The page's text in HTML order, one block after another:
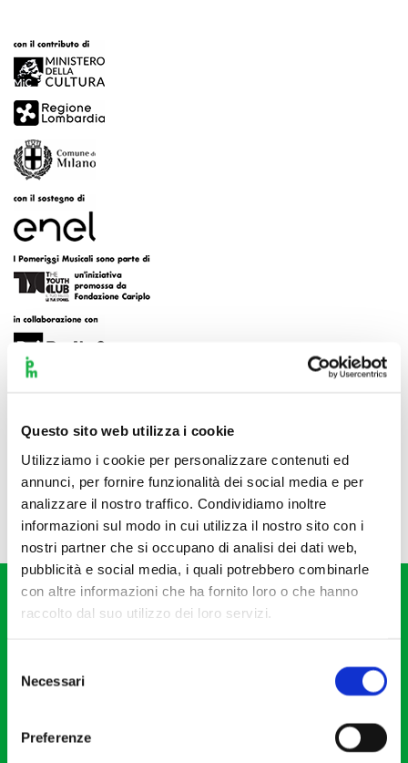
Questo sito web utilizza i cookie
Utilizziamo i cookie per personalizzare contenuti ed
annunci, per fornire funzionalità dei social media e per
analizzare il nostro traffico. Condividiamo inoltre
informazioni sul modo in cui utilizza il nostro sito con i
nostri partner che si occupano di analisi dei dati web,
pubblicità e social media, i quali potrebbero combinarle
con altre informazioni che ha fornito loro o che hanno
raccolto dal suo utilizzo dei loro servizi.
delNecessari
Preferenze
20121 Milano